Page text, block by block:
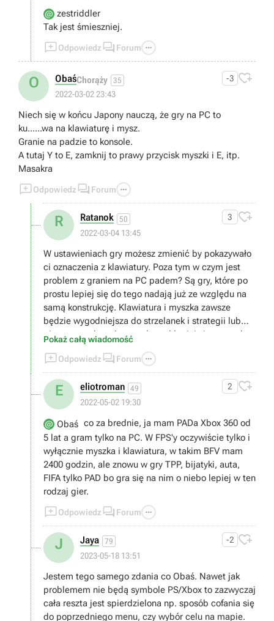
tam farmimy do uzyskania mocy sikierki ciosem w plecy i
wrzucamy filmik na yutuba i mamy fame :D po drodze
powinniście mieć już około 5-6 leczących butelek każdy
do bossa z tych subbosów pada średnio po około 7-10
strzałów po 160 - 200 im zabieramy a cios w plecy no cóż
... Gra wygląda przedpotopowo za lapka I5 -10300 plus
1650 z 4gb dałem na początku za używkę na początku
2021 z niemiecką klawiaturą i gwarancją na olx jeszcze 8
miechów 2300 z niemieckiego media expert a gra chodzi
na wys bez czkawki tylko do ostatniego pacz trza było
zmienić ręcznie ustawienia żeby wykorzystywał tą lepszą
grafę bo znikali przeciwnicy bo sam program tego nie
wykonywał
zestriddler
Tak jest śmieszniej.
Odpowiedz  Forum 
O ObaśChorąży 35
2022-03-02 23:43
-3 
Niech się w końcu Japony nauczą, że gry na PC to
ku......wa na klawiaturę i mysz.
Granie na padzie to konsole.
A tutaj Y to E, zamknij to prawy przycisk myszki i E, itp.
Masakra
Odpowiedz  Forum 
R Ratanok 50
2022-03-04 13:45
3 
W ustawieniach gry możesz zmienić by pokazywało
ci oznaczenia z klawiatury. Poza tym w czym jest
problem z graniem na PC padem? Są gry, które po
prostu lepiej się do tego nadają już ze względu na
samą konstrukcję. Klawiatura i myszka zawsze
będzie wygodniejsza do strzelanek i strategii lub
gier turowych podczas gdy pad lepiej się sprawdza
bijatyki, platformówki czy gry sportowe pokroju Fify.
Pokaż całą wiadomość
Odpowiedz  Forum 
E eliotroman 49
2022-05-02 19:30
2 
Obaś co za brednie, ja mam PADa Xbox 360 od
5 lat a gram tylko na PC. W FPS'y oczywiście tylko i
wyłącznie myszka i klawiatura, w takim BFV mam
2400 godzin, ale znowu w gry TPP, bijatyki, auta,
FIFA tylko PAD bo gra się na nim o niebo lepiej w ten
rodzaj gier.
Odpowiedz  Forum 
J Jaya 79
2023-05-18 13:51
-2 
Jestem tego samego zdania co Obaś. Nawet jak
problemem nie będą symbole PS/Xbox to zazwyczaj
cała reszta jest spierdzielona np. sposób cofania się
do poprzedniego menu, czy wybór celu na mapie.